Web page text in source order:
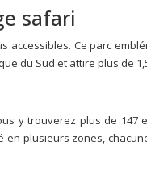
safari
accessibles. Ce parc
du Sud et attire plus de
y trouverez plus de 147
plusieurs zones,